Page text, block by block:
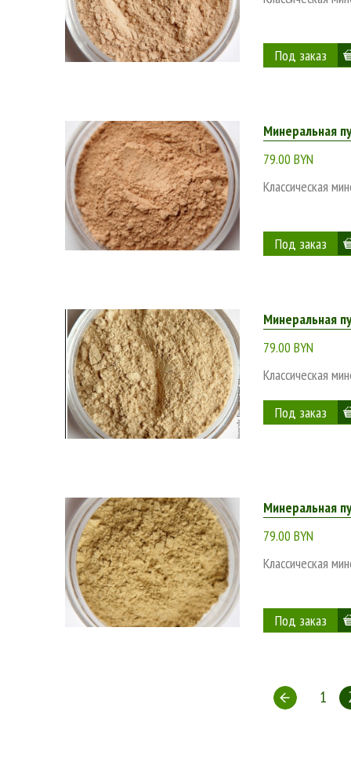
Минеральная
79.00 BYN
Классическая
Минеральная
79.00 BYN
Классическая
Минеральная
79.00 BYN
Классическая
1